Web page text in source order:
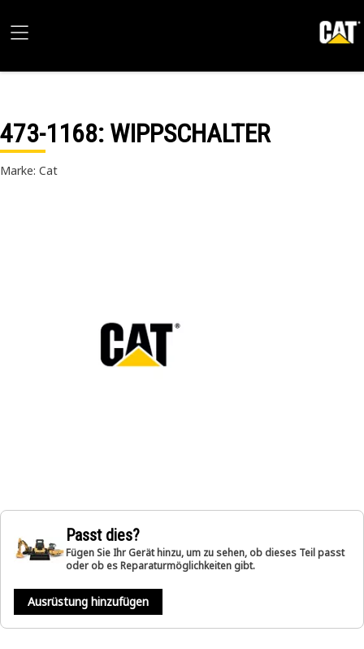
473-1168: WIPPSCHALTER
Marke: Cat
Passt dies?
Fügen Sie Ihr Gerät hinzu, um zu sehen, ob dieses Teil passt
oder ob es Reparaturmöglichkeiten gibt.
Ausrüstung hinzufügen